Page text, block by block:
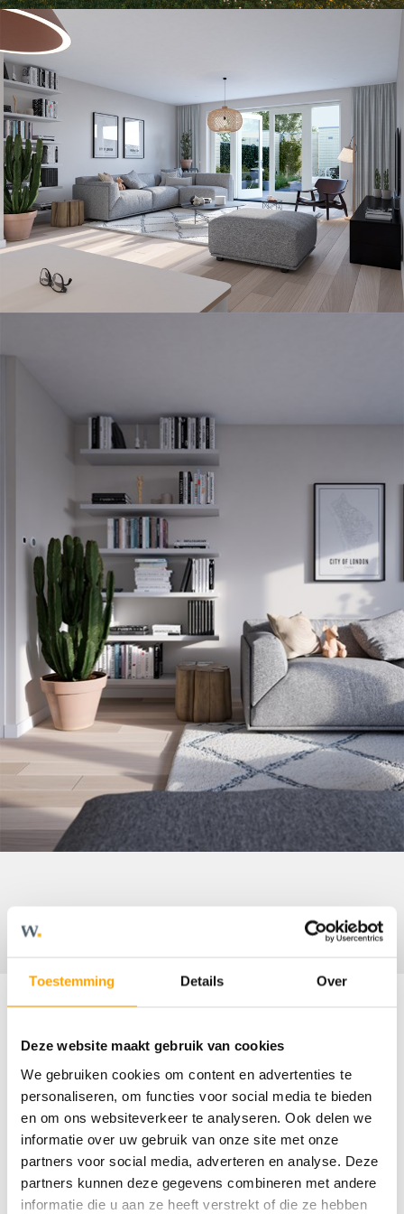
Toestemming Details Over
Deze website maakt gebruik van cookies
We gebruiken cookies om content en advertenties te
personaliseren, om functies voor social media te bieden
en om ons websiteverkeer te analyseren. Ook delen we
informatie over uw gebruik van onze site met onze
partners voor social media, adverteren en analyse. Deze
partners kunnen deze gegevens combineren met andere
informatie die u aan ze heeft verstrekt of die ze hebben
Omschrijving
Rijwoning - type A2
- Energielabel A
- Opvallende woning met topgevel
- Ideale gezinswoning